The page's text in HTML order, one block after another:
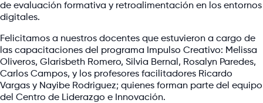
de evaluación formativa y retroalimentación en los entornos
digitales.
Felicitamos a nuestros docentes que estuvieron a cargo de
las capacitaciones del programa Impulso Creativo: Melissa
Oliveros, Glarisbeth Romero, Silvia Bernal, Rosalyn Paredes,
Carlos Campos, y los profesores facilitadores Ricardo
Vargas y Nayibe Rodriguez; quienes forman parte del equipo
del Centro de Liderazgo e Innovación.